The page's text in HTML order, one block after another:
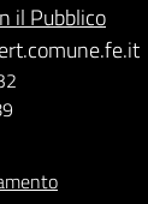
il Pubblico